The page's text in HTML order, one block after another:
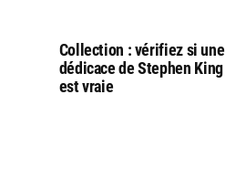
Collection : vérifiez si une
dédicace de Stephen King
est vraie